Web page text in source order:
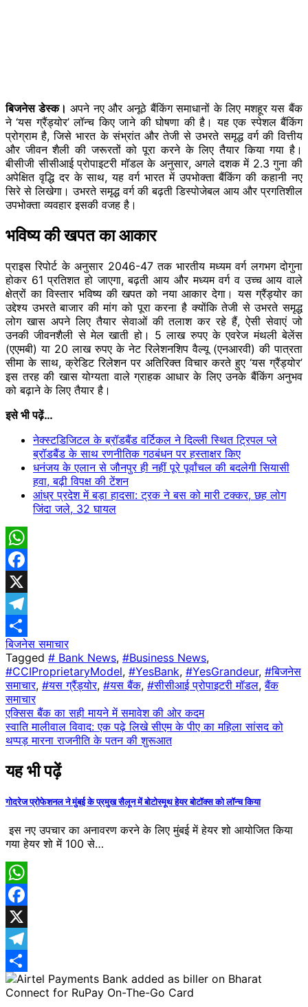
बिजनेस डेस्क। अपने नए और अनूठे बैंकिंग समाधानों के लिए मशहूर यस बैंक
ने ‘यस ग्रैंड्योर’ लॉन्च किए जाने की घोषणा की है। यह एक स्पेशल बैंकिंग
प्रोग्राम है, जिसे भारत के संभ्रांत और तेजी से उभरते समृद्ध वर्ग की वित्तीय
और जीवन शैली की जरूरतों को पूरा करने के लिए तैयार किया गया है।
बीसीजी सीसीआई प्रोपाइटरी मॉडल के अनुसार, अगले दशक में 2.3 गुना की
अपेक्षित वृद्धि दर के साथ, यह वर्ग भारत में उपभोक्ता बैंकिंग की कहानी नए
सिरे से लिखेगा। उभरते समृद्ध वर्ग की बढ़ती डिस्पोजेबल आय और प्रगतिशील
उपभोक्ता व्यवहार इसकी वजह है।
भविष्य की खपत का आकार
प्राइस रिपोर्ट के अनुसार 2046-47 तक भारतीय मध्यम वर्ग लगभग दोगुना
होकर 61 प्रतिशत हो जाएगा, बढ़ती आय और मध्यम वर्ग व उच्च आय वाले
क्षेत्रों का विस्तार भविष्य की खपत को नया आकार देगा। यस ग्रैंड्योर का
उद्देश्य उभरते बाजार की मांग को पूरा करना है क्योंकि तेजी से उभरते समृद्ध
लोग खास अपने लिए तैयार सेवाओं की तलाश कर रहे हैं, ऐसी सेवाएं जो
उनकी जीवनशैली से मेल खाती हो। 5 लाख रुपए के एवरेज मंथली बेलेंस
(एएमबी) या 20 लाख रुपए के नेट रिलेशनशिप वैल्यू (एनआरवी) की पात्रता
सीमा के साथ, क्रेडिट रिलेशन पर अतिरिक्त विचार करते हुए ‘यस ग्रैंड्योर’
इस तरह की खास योग्यता वाले ग्राहक आधार के लिए उनके बैंकिंग अनुभव
को बढ़ाने के लिए तैयार है।
इसे भी पढ़ें…
नेक्स्टडिजिटल के ब्रॉडबैंड वर्टिकल ने दिल्ली स्थित ट्रिपल प्ले
ब्रॉडबैंड के साथ रणनीतिक गठबंधन पर हस्ताक्षर किए
धनंजय के एलान से जौनपुर ही नहीं पूरे पूर्वांचल की बदलेगी सियासी
हवा, बढ़ी विपक्ष की टेंशन
आंध्र प्रदेश में बड़ा हादसा: ट्रक ने बस को मारी टक्कर, छह लोग
जिंदा जले, 32 घायल
WhatsApp
Facebook
X
Telegram
Share
बिजनेस समाचार
Tagged # Bank News, #Business News,
#CCIProprietaryModel, #YesBank, #YesGrandeur, #बिजनेस
समाचार, #यस ग्रैंड्योर, #यस बैंक, #सीसीआई प्रोपाइटरी मॉडल,बैंक
समाचार
Post
navigation
एक्सिस बैंक का सही मायने में समावेश की ओर कदम
स्वाति मालीवाल विवाद: एक पढ़े लिखे सीएम के पीए का महिला सांसद को
थप्पड़ मारना राजनीति के पतन की शुरूआत
यह भी पढ़ें
गोदरेज प्रोफेशनल ने मुंबई के प्रमुख सैलून में बोटोस्मूथ हेयर बोटॉक्स को लॉन्च किया
इस नए उपचार का अनावरण करने के लिए मुंबई में हेयर शो आयोजित किया
गया हेयर शो में 100 से…
WhatsApp
Facebook
X
Telegram
Share